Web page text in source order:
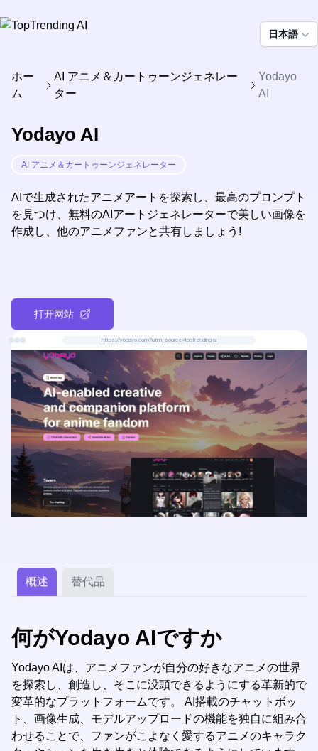
日本語
ホー
ム
AI アニメ＆カートゥーンジェネレー
ター
Yodayo
AI
Yodayo AI
AI アニメ＆カートゥーンジェネレーター
AIで生成されたアニメアートを探索し、最高のプロンプト
を見つけ、無料のAIアートジェネレーターで美しい画像を
作成し、他のアニメファンと共有しましょう!
打开网站
https://yodayo.com?utm_source=toptrending-ai
概述 替代品
何がYodayo AIですか
Yodayo AIは、アニメファンが自分の好きなアニメの世界
を探索し、創造し、そこに没頭できるようにする革新的で
変革的なプラットフォームです。 AI搭載のチャットボッ
ト、画像生成、モデルアップロードの機能を独自に組み合
わせることで、ファンがこよなく愛するアニメのキャラク